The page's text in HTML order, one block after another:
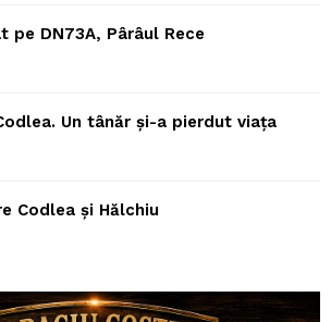
pe DN73A, Pârâul Rece
Un tânăr și-a pierdut viața
Codlea și Hălchiu